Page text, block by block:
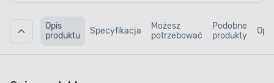
Opis
produktu
Specyfikacja
Możesz
potrzebować
Podobne
produkty